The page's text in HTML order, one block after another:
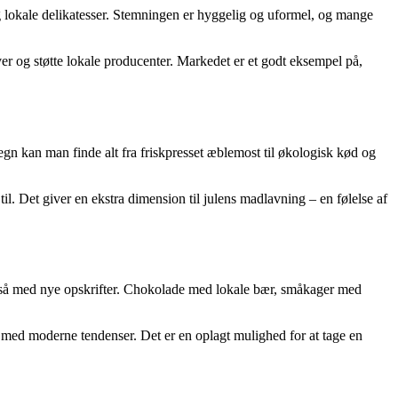
delikatesser. Stemningen er hyggelig og uformel, og mange
støtte lokale producenter. Markedet er et godt eksempel på,
kan man finde alt fra friskpresset æblemost til økologisk kød og
Det giver en ekstra dimension til julens madlavning – en følelse af
med nye opskrifter. Chokolade med lokale bær, småkager med
moderne tendenser. Det er en oplagt mulighed for at tage en